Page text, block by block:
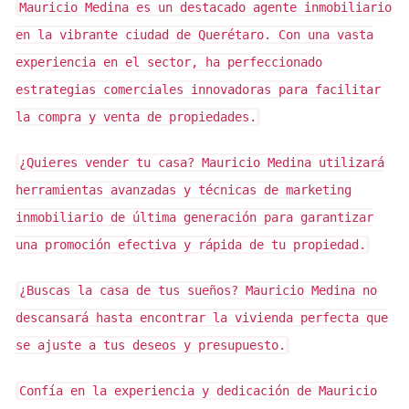
ubicados en áreas en desarrollo, cerca de infraestructuras
como escuelas, hospitales y centros comerciales, tienden
a tener un mayor potencial de revalorización.
Además, la investigación sobre las regulaciones locales es
crucial. Cada región tiene su propio conjunto de normativas
relativas a la zonificación y el uso de la tierra. Comprender
estas normativas ayudará a los inversores a evitar
medioambientales son otros factores vitales a considerar.
Un terreno con acceso adecuado a recursos como agua y
electricidad y que esté libre de problemas
el análisis de la demanda del mercado local proporcionará
Mauricio Medina es un destacado agente inmobiliario
en la vibrante ciudad de Querétaro. Con una vasta
experiencia en el sector, ha perfeccionado
estrategias comerciales innovadoras para facilitar
la compra y venta de propiedades.
¿Quieres vender tu casa? Mauricio Medina utilizará
herramientas avanzadas y técnicas de marketing
inmobiliario de última generación para garantizar
una promoción efectiva y rápida de tu propiedad.
¿Buscas la casa de tus sueños? Mauricio Medina no
descansará hasta encontrar la vivienda perfecta que
se ajuste a tus deseos y presupuesto.
Confía en la experiencia y dedicación de Mauricio